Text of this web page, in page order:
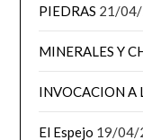
PIEDRAS 21/
MINERALES Y
INVOCACION A
El Espejo 19/04/